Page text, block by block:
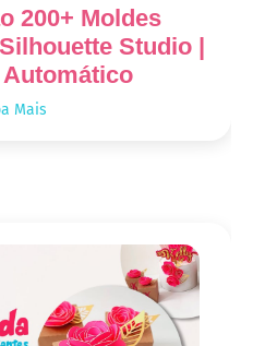
200+ Moldes
Studio |
Mais